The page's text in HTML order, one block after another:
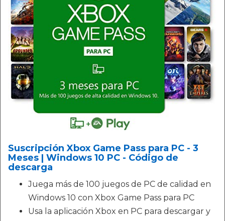
Suscripción Xbox Game Pass para PC - 3
Meses | Windows 10 PC - Código de
descarga
Juega más de 100 juegos de PC de calidad en
Windows 10 con Xbox Game Pass para PC
Usa la aplicación Xbox en PC para descargar y